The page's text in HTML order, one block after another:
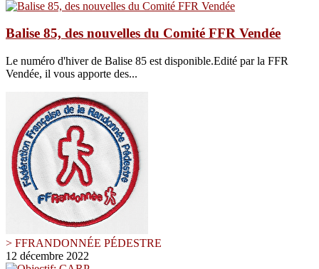
Balise 85, des nouvelles du Comité FFR Vendée
Le numéro d'hiver de Balise 85 est disponible.Edité par la FFR
Vendée, il vous apporte des...
> FFRANDONNÉE PÉDESTRE
12 décembre 2022